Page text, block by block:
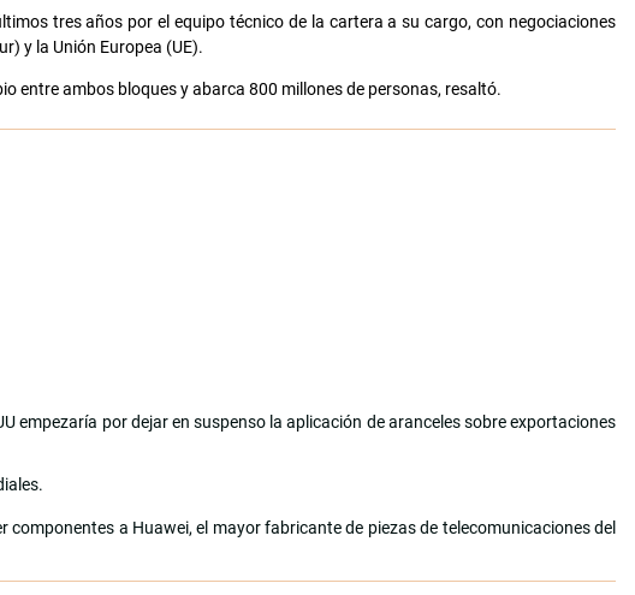
tres años por el equipo técnico de la cartera a su cargo, con negociaciones
y la Unión Europea (UE).
entre ambos bloques y abarca 800 millones de personas, resaltó.
empezaría por dejar en suspenso la aplicación de aranceles sobre exportaciones
a Huawei, el mayor fabricante de piezas de telecomunicaciones del